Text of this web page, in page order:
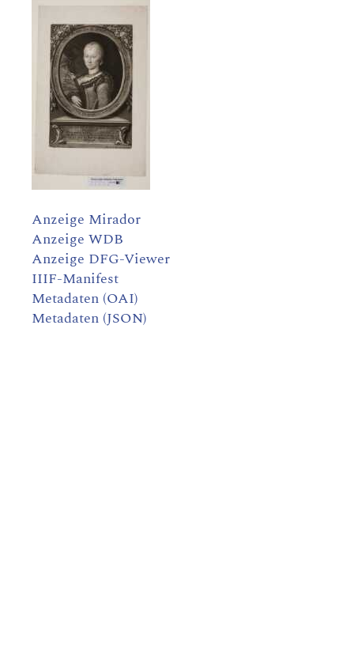
Anzeige Mirador
Anzeige WDB
Anzeige DFG-Viewer
IIIF-Manifest
Metadaten (OAI)
Metadaten (JSON)